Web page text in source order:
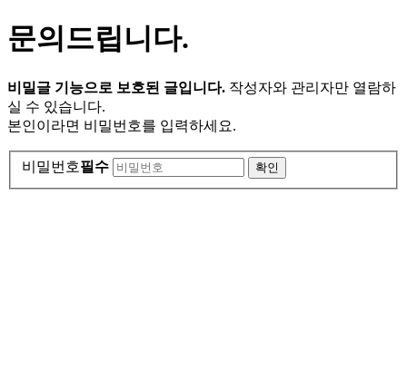
문의드립니다.
비밀글 기능으로 보호된 글입니다. 작성자와 관리자만 열람하
실 수 있습니다.
본인이라면 비밀번호를 입력하세요.
비밀번호필수